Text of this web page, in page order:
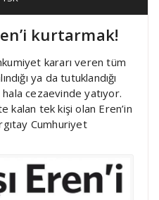
kurtarmak!
kararı veren tüm
ya da tutuklandığı
cezaevinde yatıyor.
kalan tek kişi olan Eren’in
Cumhuriyet